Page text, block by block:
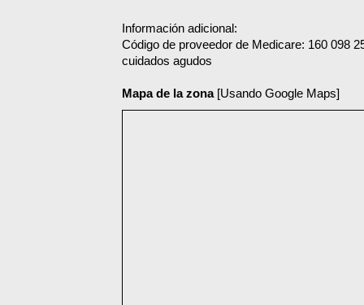
Información adicional:
Código de proveedor de Medicare: 160 098
cuidados agudos
Mapa de la zona[Usando Google Maps]